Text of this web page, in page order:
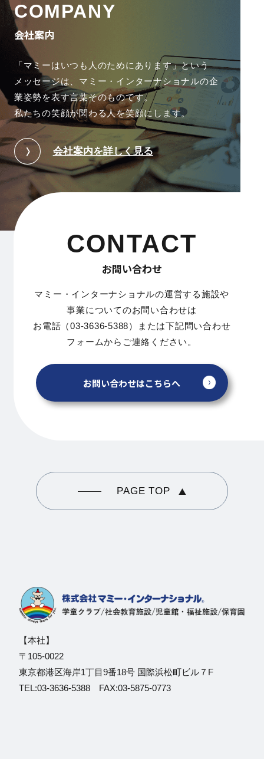
COMPANY
会社案内
「マミーはいつも人のためにあります」という
メッセージは、 マミー・インターナショナルの企
業姿勢を表す言葉そのものです。
私たちの笑顔が関わる人を笑顔にします。
会社案内を詳しく見る
CONTACT
お問い合わせ
マミー・インターナショナルの運営する施設や
事業についてのお問い合わせは
お電話（03-3636-5388）または下記問い合わせ
フォームからご連絡ください。
お問い合わせはこちらへ
PAGE TOP
【本社】
〒105-0022
東京都港区海岸1丁目9番18号 国際浜松町ビル７F
TEL:03-3636-5388 FAX:03-5875-0773